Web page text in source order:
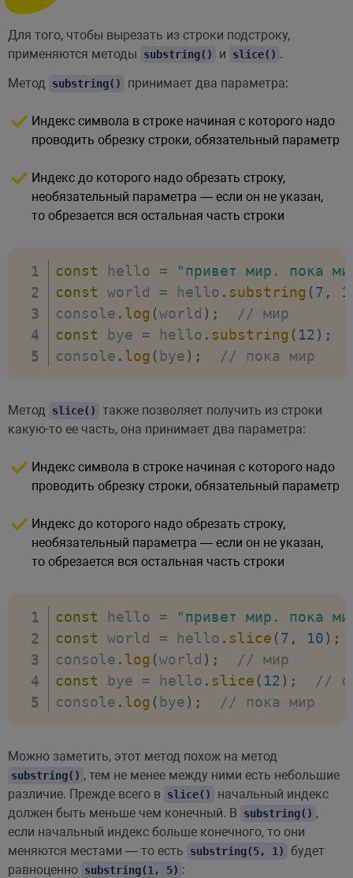
Для того, чтобы вырезать из строки подстроку,
применяются методы
substring() и slice() .
Метод
substring() принимает два параметра:
Индекс символа в строке начиная с которого надо
проводить обрезку строки, обязательный параметр
Индекс до которого надо обрезать строку,
необязательный параметра — если он не указан,
то обрезается вся остальная часть строки
const hello =
"привет мир. пока
const world = hello . substring (7 ,
console . log (world ) ;
// мир
const bye = hello . substring ( 12) ;
console . log ( bye) ; // пока мир
Метод slice()
также позволяет получить из строки
какую-то ее часть, она принимает два параметра:
Индекс символа в строке начиная с которого надо
проводить обрезку строки, обязательный параметр
Индекс до которого надо обрезать строку,
необязательный параметра — если он не указан,
то обрезается вся остальная часть строки
const hello =
"привет мир. пока
const world = hello . slice (7 , 10) ;
console . log (world ) ;
// мир
const bye = hello . slice ( 12) ;
// c
console . log ( bye) ; // пока мир
Можно заметить, этот метод похож на метод
substring() , тем не менее между ними есть небольшие
различие. Прежде всего в slice()
начальный индекс
должен быть меньше чем конечный. В
substring() ,
если начальный индекс больше конечного, то они
меняются местами — то есть
substring(5, 1)
будет
равноценно substring(1, 5) :